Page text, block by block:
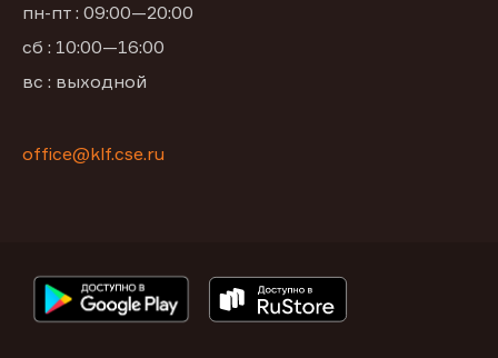
пн-пт : 09:00—20:00
сб : 10:00—16:00
вс : выходной
office@klf.cse.ru